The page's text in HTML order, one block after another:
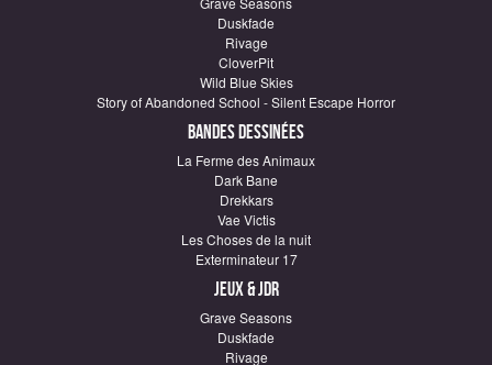
Duskfade
Rivage
CloverPit
Wild Blue Skies
Story of Abandoned School - Silent Escape Horror
Bandes dessinées
La Ferme des Animaux
Dark Bane
Drekkars
Vae Victis
Les Choses de la nuit
Exterminateur 17
Jeux & JDR
Grave Seasons
Duskfade
Rivage